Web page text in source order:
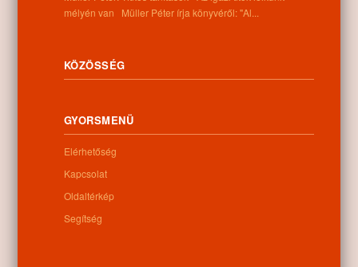
+36 52 206 031
Kedd: 9:00-12:00 13:00-16:30
Szerda: 9:00-12:00 13:00-16:30
Szombat: 9:00-12:00
Vasárnap: zárva
Hírlevél
mélyén van Müller Péter írja könyvéről: "Al...
KÖZÖSSÉG
GYORSMENÜ
Elérhetőség
Kapcsolat
Oldaltérkép
Segítség